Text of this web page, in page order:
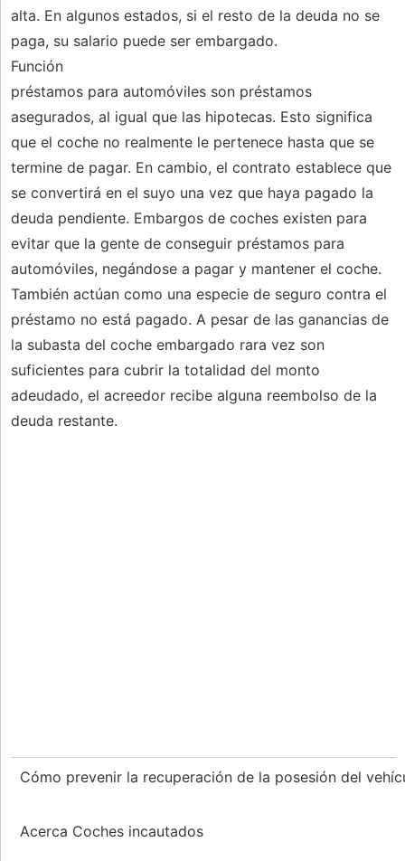
alta. En algunos estados, si el resto de la deuda no se
paga, su salario puede ser embargado.
Función
préstamos para automóviles son préstamos
asegurados, al igual que las hipotecas. Esto significa
que el coche no realmente le pertenece hasta que se
termine de pagar. En cambio, el contrato establece que
se convertirá en el suyo una vez que haya pagado la
deuda pendiente. Embargos de coches existen para
evitar que la gente de conseguir préstamos para
automóviles, negándose a pagar y mantener el coche.
También actúan como una especie de seguro contra el
préstamo no está pagado. A pesar de las ganancias de
la subasta del coche embargado rara vez son
suficientes para cubrir la totalidad del monto
adeudado, el acreedor recibe alguna reembolso de la
deuda restante.
Cómo prevenir la recuperación de la posesión del
Acerca Coches incautados